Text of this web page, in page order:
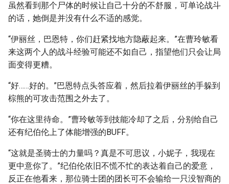
虽然看到那个尸体的时候让自己十分的不舒服，可单论战斗
的话，她倒是并没有什么不适的感觉。
“伊丽丝，巴恩特，你们赶紧找地方隐蔽起来。”在曹玲敏看
来这两个人的战斗经验可能还不如自己，指望他们只会让局
面变得更糟。
“好……好的。”巴恩特点头答应着，然后拉着伊丽丝的手躲到
棕熊的可攻击范围之外去了。
“你在这里待命。”曹玲敏等到技能冷却了之后，分别给自己
还有纪伯伦上了体能增强的BUFF。
“这就是圣骑士的力量吗？真是不可思议，小妮子，我现在
更中意你了。”纪伯伦依旧不慌不忙的表达着自己的爱意，
反正在他看来，那位骑士团的团长可不会输给一只没智商的